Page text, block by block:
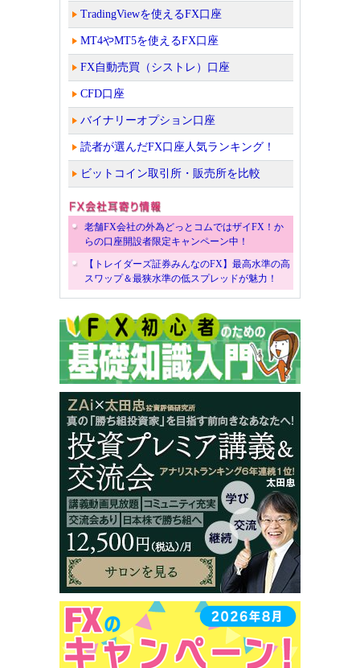
TradingViewを使えるFX口座
MT4やMT5を使えるFX口座
FX自動売買（シストレ）口座
CFD口座
バイナリーオプション口座
読者が選んだFX口座人気ランキング！
ビットコイン取引所・販売所を比較
老舗FX会社の外為どっとコムではザイFX！か
らの口座開設者限定キャンペーン中！
【トレイダーズ証券みんなのFX】最高水準の高
スワップ＆最狭水準の低スプレッドが魅力！